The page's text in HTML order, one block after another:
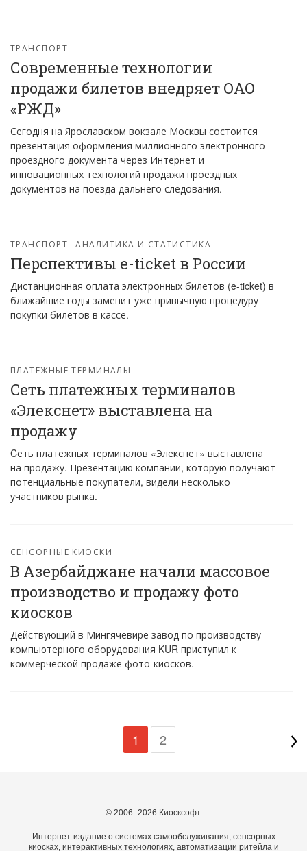
ТРАНСПОРТ
Современные технологии
продажи билетов внедряет ОАО
«РЖД»
Сегодня на Ярославском вокзале Москвы состоится
презентация оформления миллионного электронного
проездного документа через Интернет и
инновационных технологий продажи проездных
документов на поезда дальнего следования.
ТРАНСПОРТ АНАЛИТИКА И СТАТИСТИКА
Перспективы e-ticket в России
Дистанционная оплата электронных билетов (e-ticket) в
ближайшие годы заменит уже привычную процедуру
покупки билетов в кассе.
ПЛАТЕЖНЫЕ ТЕРМИНАЛЫ
Cеть платежных терминалов
«Элекснет» выставлена на
продажу
Cеть платежных терминалов «Элекснет» выставлена
на продажу. Презентацию компании, которую получают
потенциальные покупатели, видели несколько
участников рынка.
СЕНСОРНЫЕ КИОСКИ
В Азербайджане начали массовое
производство и продажу фото
киосков
Действующий в Мингячевире завод по производству
компьютерного оборудования KUR приступил к
коммерческой продаже фото-киосков.
1 2
© 2006–2026 Киосксофт.
Интернет-издание о системах самообслуживания, сенсорных
киосках, интерактивных технологиях, автоматизации ритейла и